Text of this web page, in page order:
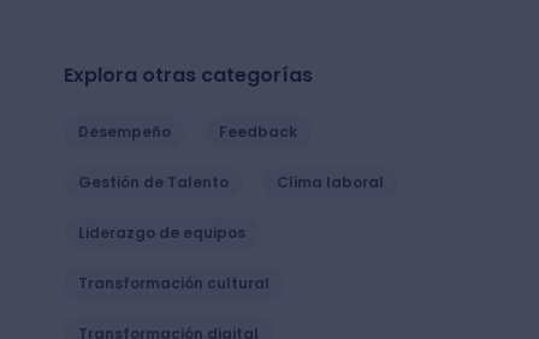
Explora otras categorías
Desempeño Feedback
Gestión de Talento Clima laboral
Liderazgo de equipos
Transformación cultural
Transformación digital